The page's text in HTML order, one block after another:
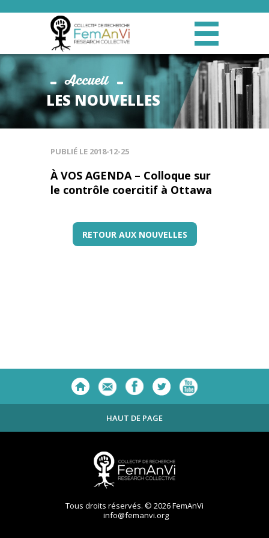
LES NOUVELLES
Accueil
À VOS AGENDA – Colloque sur
le contrôle coercitif à Ottawa
PUBLIÉ LE 2018-12-25
RETOUR AUX NOUVELLES
HAUT DE PAGE
Tous droits réservés. © 2026 FemAnVi
info@femanvi.org